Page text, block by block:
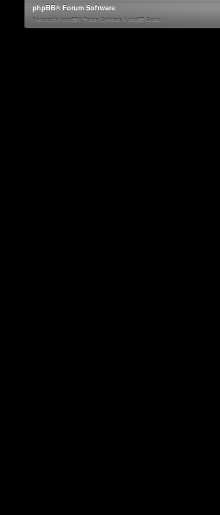
phpBB® Forum Software
Powered by phpBB® Forum Software © phpBB Group